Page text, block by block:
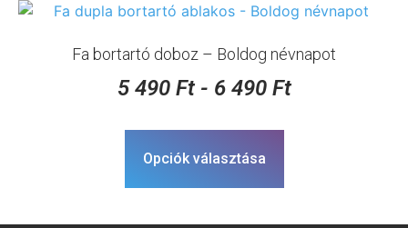
Fa bortartó doboz – Boldog névnapot
5 490 Ft- 6 490 Ft
Opciók választása